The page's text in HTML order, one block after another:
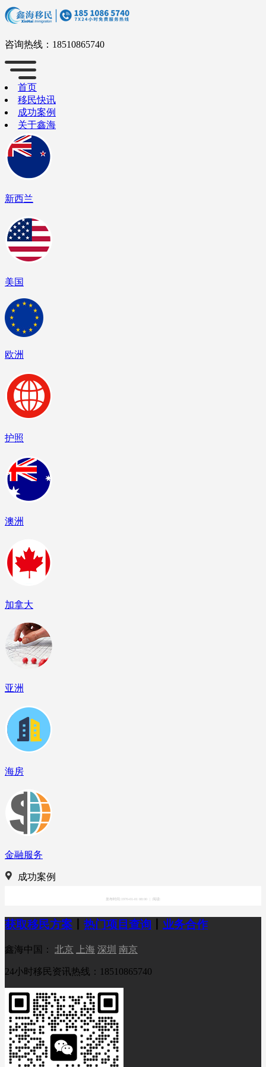
咨询热线： 18510865740
首页
移民快讯
成功案例
关于鑫海
新西兰
美国
欧洲
护照
澳洲
加拿大
亚洲
海房
金融服务
成功案例
发布时间:1970-01-01 08:00 阅读:
获取移民方案 热门项目查询 业务合作
鑫海中国： 北京 上海 深圳 南京
24小时移民资讯热线：18510865740